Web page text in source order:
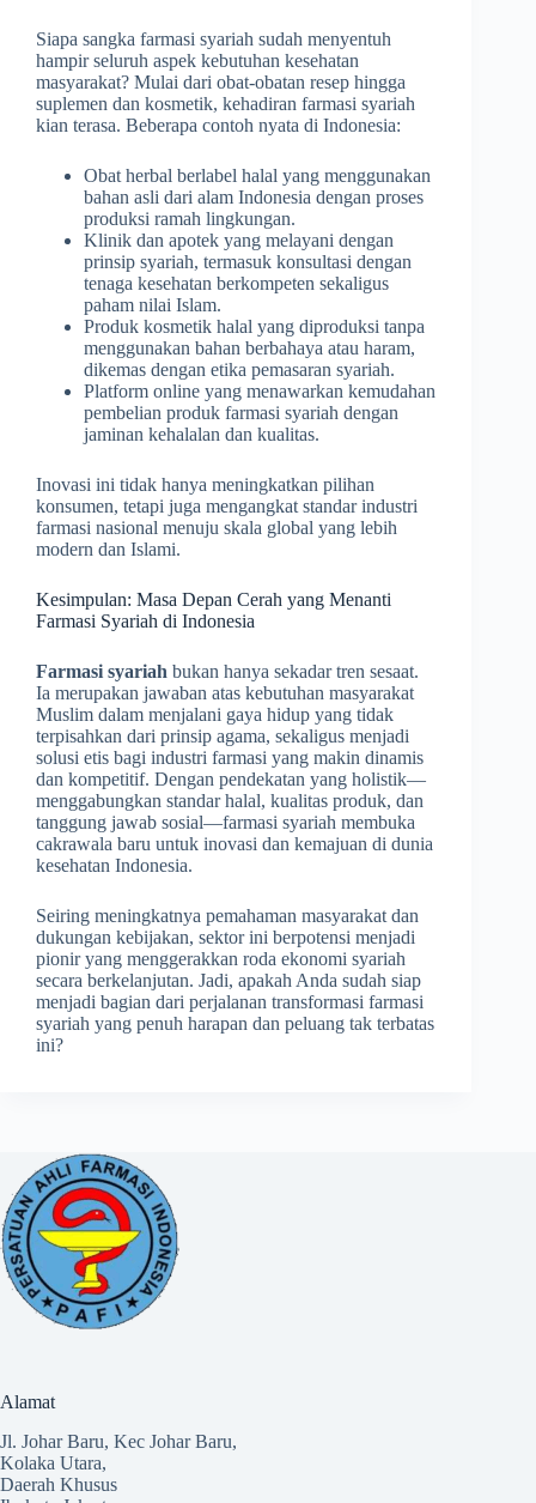
Siapa sangka farmasi syariah sudah menyentuh
hampir seluruh aspek kebutuhan kesehatan
masyarakat? Mulai dari obat-obatan resep hingga
suplemen dan kosmetik, kehadiran farmasi syariah
kian terasa. Beberapa contoh nyata di Indonesia:
Obat herbal berlabel halal yang menggunakan
bahan asli dari alam Indonesia dengan proses
produksi ramah lingkungan.
Klinik dan apotek yang melayani dengan
prinsip syariah, termasuk konsultasi dengan
tenaga kesehatan berkompeten sekaligus
paham nilai Islam.
Produk kosmetik halal yang diproduksi tanpa
menggunakan bahan berbahaya atau haram,
dikemas dengan etika pemasaran syariah.
Platform online yang menawarkan kemudahan
pembelian produk farmasi syariah dengan
jaminan kehalalan dan kualitas.
Inovasi ini tidak hanya meningkatkan pilihan
konsumen, tetapi juga mengangkat standar industri
farmasi nasional menuju skala global yang lebih
modern dan Islami.
Kesimpulan: Masa Depan Cerah yang Menanti
Farmasi Syariah di Indonesia
Farmasi syariah bukan hanya sekadar tren sesaat.
Ia merupakan jawaban atas kebutuhan masyarakat
Muslim dalam menjalani gaya hidup yang tidak
terpisahkan dari prinsip agama, sekaligus menjadi
solusi etis bagi industri farmasi yang makin dinamis
dan kompetitif. Dengan pendekatan yang holistik—
menggabungkan standar halal, kualitas produk, dan
tanggung jawab sosial—farmasi syariah membuka
cakrawala baru untuk inovasi dan kemajuan di dunia
kesehatan Indonesia.
Seiring meningkatnya pemahaman masyarakat dan
dukungan kebijakan, sektor ini berpotensi menjadi
pionir yang menggerakkan roda ekonomi syariah
secara berkelanjutan. Jadi, apakah Anda sudah siap
menjadi bagian dari perjalanan transformasi farmasi
syariah yang penuh harapan dan peluang tak terbatas
ini?
Alamat
Jl. Johar Baru, Kec Johar Baru,
Kolaka Utara,
Daerah Khusus